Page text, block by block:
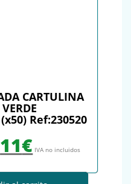
CARTULINA
Ref:230520
€ IVA no incluidos